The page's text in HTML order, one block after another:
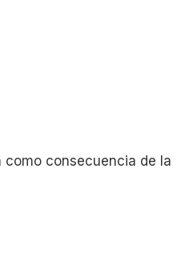
como consecuencia de la